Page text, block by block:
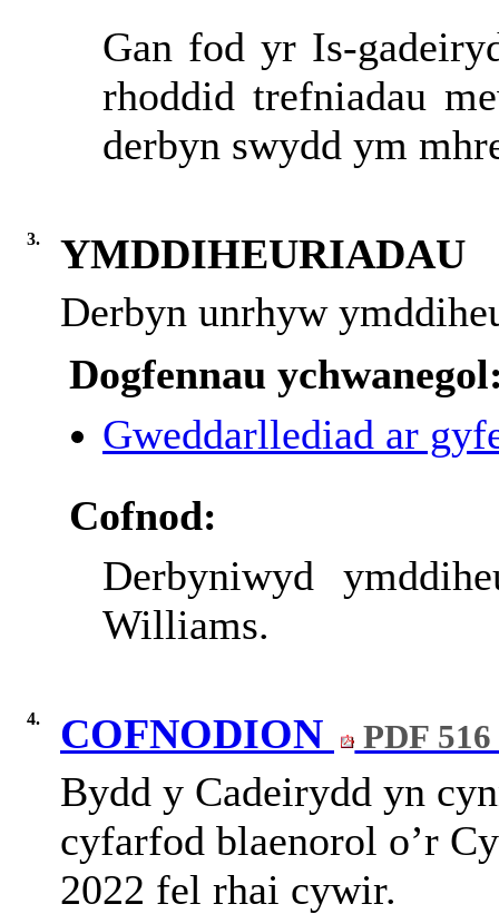
Gan fod yr Is-
rhoddid trefniadau
derbyn swydd ym
3.
YMDDIHEURIADAU
Derbyn unrhyw
Dogfennau
Gweddarllediad ar
Cofnod:
Derbyniwyd
Williams.
4. COFNODION PDF
Bydd y Cadeirydd yn
cyfarfod blaenorol o’r
2022 fel rhai cywir.